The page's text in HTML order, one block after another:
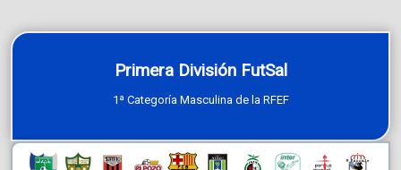
Primera División FutSal
1ª Categoría Masculina de la RFEF